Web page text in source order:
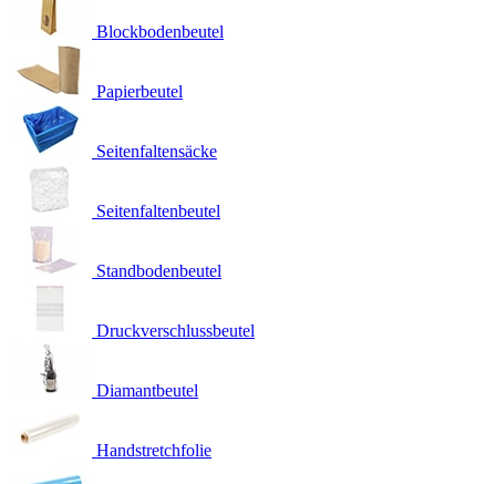
Blockbodenbeutel
Papierbeutel
Seitenfaltensäcke
Seitenfaltenbeutel
Standbodenbeutel
Druckverschlussbeutel
Diamantbeutel
Handstretchfolie